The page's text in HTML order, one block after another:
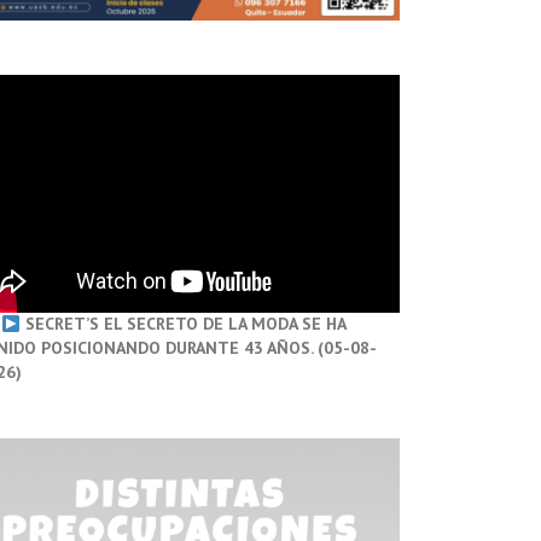
SECRET’S EL SECRETO DE LA MODA SE HA
POSICIONANDO DURANTE 43 AÑOS. (05-08-